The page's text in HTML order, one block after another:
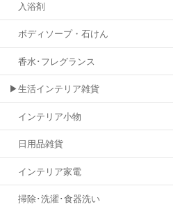
入浴剤
ボディソープ・石けん
香水･フレグランス
▶生活インテリア雑貨
インテリア小物
日用品雑貨
インテリア家電
掃除･洗濯･食器洗い